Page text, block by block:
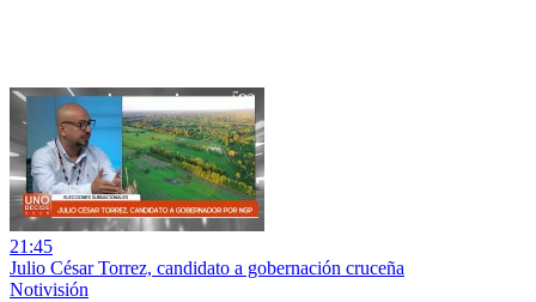
21:45
Julio César Torrez, candidato a gobernación cruceña
Notivisión